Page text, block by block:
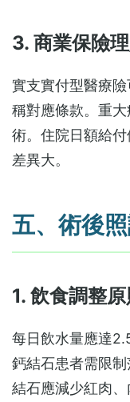
3. 商業保險
實支實付型醫療
稱對應條款。重
術。住院日額給
差異大。
五、術後
1. 飲食調整原
每日飲水量應達
鈣結石患者需限
結石應減少紅肉